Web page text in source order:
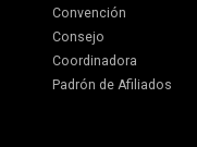
Convención
Consejo
Coordinadora
Padrón de Afiliados